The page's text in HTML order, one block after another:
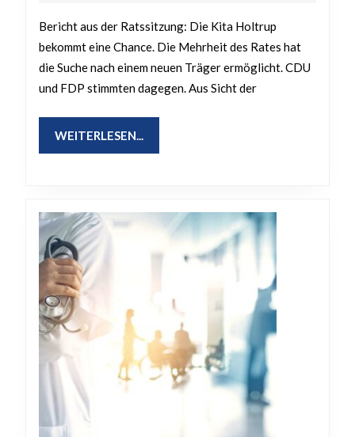
Trägersuche
–
CDU
FDP
stimmen
Bericht aus der Ratssitzung: Die Kita Holtrup
bekommt eine Chance. Die Mehrheit des Rates hat
die Suche nach einem neuen Träger ermöglicht. CDU
und FDP stimmten dagegen. Aus Sicht der
WEITERLESEN...